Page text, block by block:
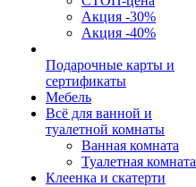
Акция -30%
Акция -40%
Подарочные карты и
сертификаты
Мебель
Всё для ванной и
туалетной комнаты
Ванная комната
Туалетная комната
Клеенка и скатерти